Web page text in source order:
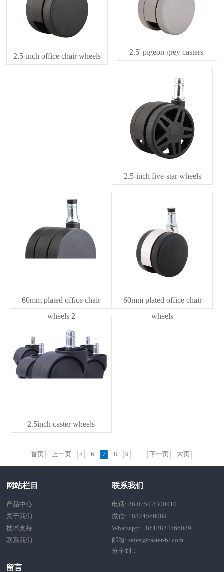
2.5-inch office chair wheels 2.5' pigeon grey casters
2.5-inch five-star wheels
60mm plated office chair
wheels 2
60mm plated office chair
wheels
2.5inch caster wheels
首页 上一页 5 6 7 8 9 ... 下一页 末页
网站栏目
产品中心
关于我们
技术支持
联系我们
联系我们
电话: 86 0750 8300010
微信: 18824566089
Whatsapp: +8618824566089
邮箱: sales@caster-bl.com
分享到：
留言